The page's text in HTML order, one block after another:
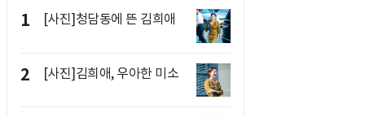
1 [사진]청담동에 뜬 김희애
2 [사진]김희애, 우아한 미소